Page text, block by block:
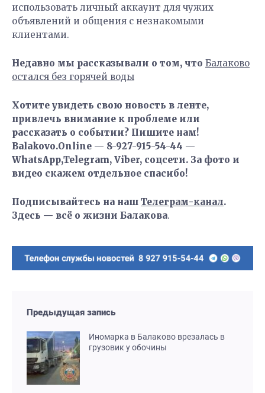
использовать личный аккаунт для чужих
объявлений и общения с незнакомыми
клиентами.
Недавно мы рассказывали о том, что Балаково
остался без горячей воды
Хотите увидеть свою новость в ленте,
привлечь внимание к проблеме или
рассказать о событии? Пишите нам!
Balakovo.Online — 8-927-915-54-44 —
WhatsApp,Telegram, Viber, соцсети. За фото и
видео скажем отдельное спасибо!
Подписывайтесь на наш Телеграм-канал.
Здесь — всё о жизни Балакова.
Предыдущая запись
Иномарка в Балаково врезалась в
грузовик у обочины